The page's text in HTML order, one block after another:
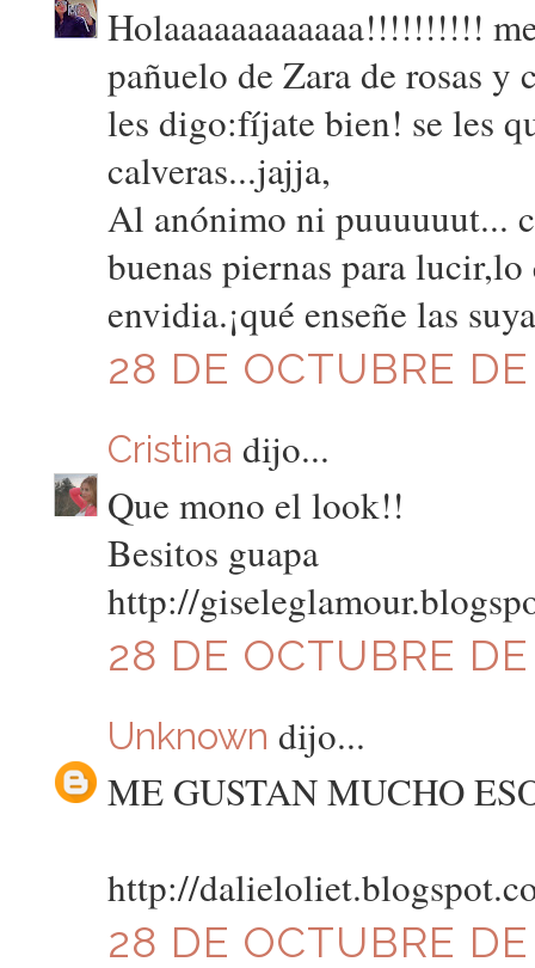
Holaaaaaaaaaaaa!!!!!!!!!!
pañuelo de Zara de rosas y
les digo:fíjate bien! se les
calveras...jajja,
Al anónimo ni puuuuuut...
buenas piernas para lucir,lo
envidia.¡qué enseñe las
28 DE OCTUBRE
Cristina dijo...
Que mono el look!!
Besitos guapa
http://
28 DE OCTUBRE
Unknown dijo...
ME GUSTAN MUCHO
http://
28 DE OCTUBRE